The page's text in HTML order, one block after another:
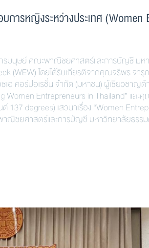
ารหญิงระหว่างประเทศ
รมนุษย์ คณะพาณิชยศาสตร์และการบัญชี มห
(WEW) โดยได้รับเกียรติจากคุณจรีพร จา
อ คอร์ปอเรชั่น จำกัด (มหาชน) ผู้เชี่ยวชาญด้
Entrepreneurs in Thailand” และ
degrees) เสวนาเรื่อง “Women
าณิชยศาสตร์และการบัญชี มหาวิทยาลัยธร